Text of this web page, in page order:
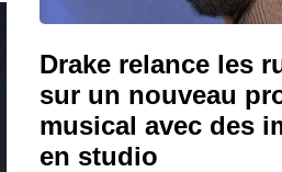
Drake relance les
sur un nouveau
musical avec des
en studio